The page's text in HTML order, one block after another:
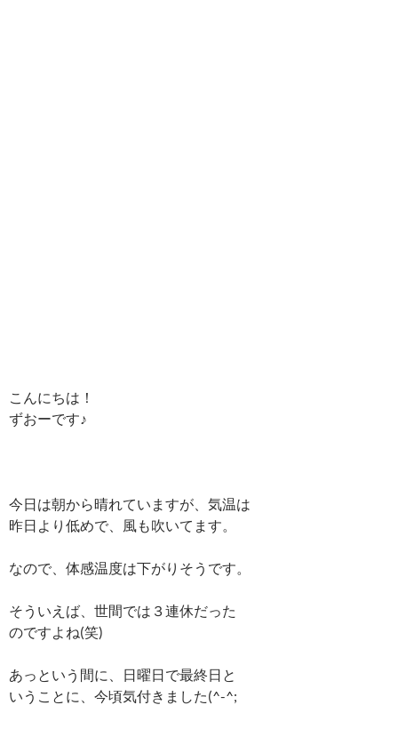
こんにちは！
ずおーです♪
今日は朝から晴れていますが、気温は
昨日より低めで、風も吹いてます。
なので、体感温度は下がりそうです。
そういえば、世間では３連休だった
のですよね(笑)
あっという間に、日曜日で最終日と
いうことに、今頃気付きました(^-^;